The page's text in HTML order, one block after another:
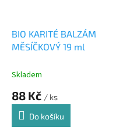
BIO KARITÉ BALZÁM
MĚSÍČKOVÝ 19 ml
Skladem
88 Kč / ks
Do košíku